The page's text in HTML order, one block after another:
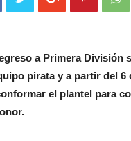
a Primera División
pirata y a partir del 6
el plantel para